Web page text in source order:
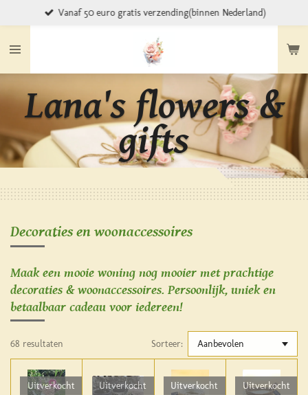
naar
hoofdinhoud
Vanaf 50 euro gratis verzending(binnen Nederland)
Lana's flowers &
gifts
Decoraties en woonaccessoires
Maak een mooie woning nog mooier met prachtige
decoraties & woonaccessoires. Persoonlijk, uniek en
betaalbaar cadeau voor iedereen!
68 resultaten Sorteer:
Uitverkocht Uitverkocht Uitverkocht Uitverkocht